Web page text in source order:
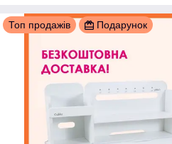
Топ продажів Подарунок